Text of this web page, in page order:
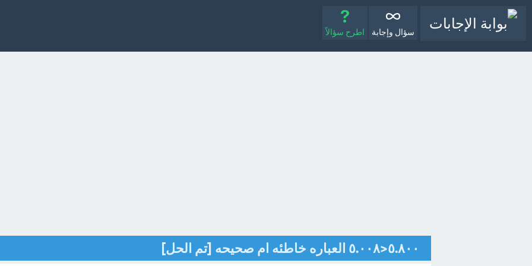
سؤال وإجابة اطرح سؤالاً
٥.٨٠٠<٥.٠٠٨ العباره خاطئه ام صحيحه [تم الحل]